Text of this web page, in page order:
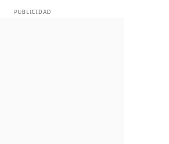
PUBLICIDAD